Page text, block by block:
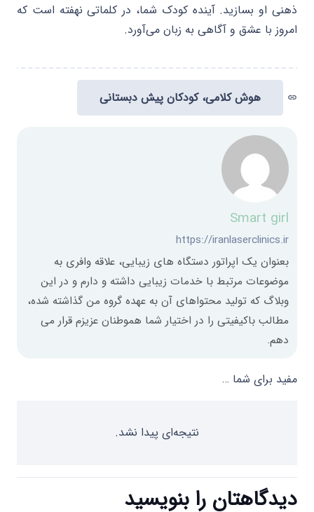
ذهنی او بسازید. آینده کودک شما، در کلماتی نهفته است که
امروز با عشق و آگاهی به زبان می‌آورد.
link هوش کلامی، کودکان پیش دبستانی
Smart girl
https://iranlaserclinics.ir
بعنوان یک اپراتور دستگاه های زیبایی، علاقه وافری به
موضوعات مرتبط با خدمات زیبایی داشته و دارم و در این
وبلاگ که تولید محتواهای آن به عهده گروه من گذاشته شده،
مطالب باکیفیتی را در اختیار شما هموطنان عزیزم قرار می
دهم.
مفید برای شما …
نتیجه‌ای پیدا نشد.
دیدگاهتان را بنویسید